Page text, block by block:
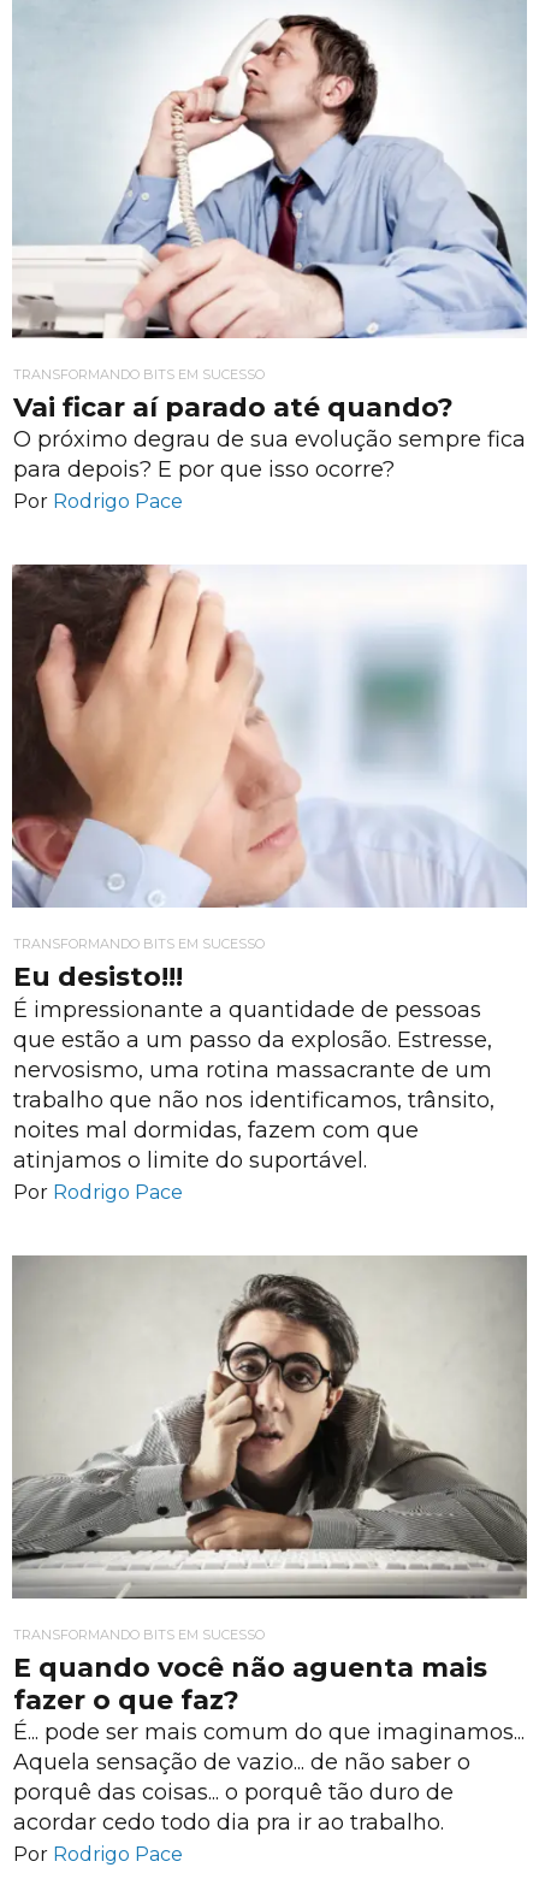
TRANSFORMANDO BITS EM SUCESSO
Vai ficar aí parado até quando?
O próximo degrau de sua evolução sempre fica
para depois? E por que isso ocorre?
Por Rodrigo Pace
TRANSFORMANDO BITS EM SUCESSO
Eu desisto!!!
É impressionante a quantidade de pessoas
que estão a um passo da explosão. Estresse,
nervosismo, uma rotina massacrante de um
trabalho que não nos identificamos, trânsito,
noites mal dormidas, fazem com que
atinjamos o limite do suportável.
Por Rodrigo Pace
TRANSFORMANDO BITS EM SUCESSO
E quando você não aguenta mais
fazer o que faz?
É... pode ser mais comum do que imaginamos...
Aquela sensação de vazio... de não saber o
porquê das coisas... o porquê tão duro de
acordar cedo todo dia pra ir ao trabalho.
Por Rodrigo Pace